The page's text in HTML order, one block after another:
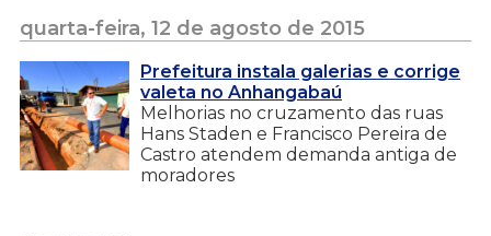
quarta-feira, 12 de agosto de 2015
Prefeitura instala galerias e corrige
valeta no Anhangabaú
Melhorias no cruzamento das ruas
Hans Staden e Francisco Pereira de
Castro atendem demanda antiga de
moradores